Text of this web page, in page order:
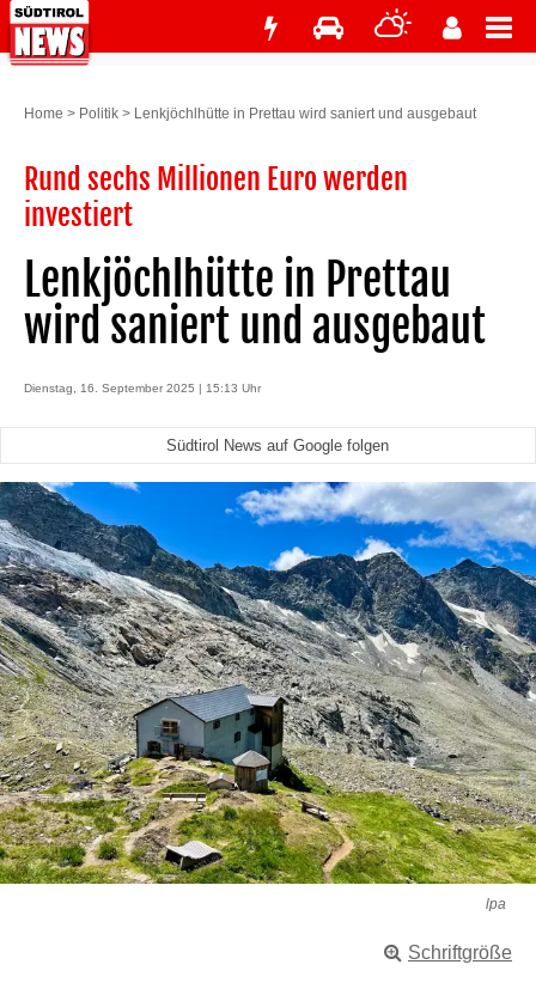
Home > Politik > Lenkjöchlhütte in Prettau wird saniert und ausgebaut
Rund sechs Millionen Euro werden
investiert
Lenkjöchlhütte in Prettau
wird saniert und ausgebaut
Dienstag, 16. September 2025 | 15:13 Uhr
Südtirol News auf Google folgen
lpa
Schriftgröße